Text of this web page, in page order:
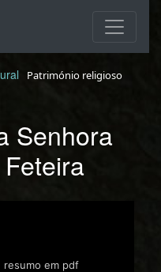
Património religioso
Senhora
resumo em pdf